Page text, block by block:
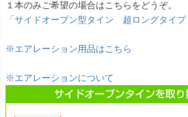
１本のみご希望の場合はこちらをどうぞ。
「サイドオープン型タイン 超ロングタイ
※エアレーション用品はこちら
※エアレーションについて